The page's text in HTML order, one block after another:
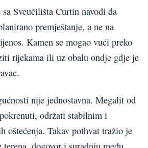
Sveučilišta Curtin navodi da
premještanje, a ne na
Kamen se mogao vući preko
rijekama ili uz obalu ondje gdje je
nije jednostavna. Megalit od
održati stabilnim i
oštećenja. Takav pothvat tražio je